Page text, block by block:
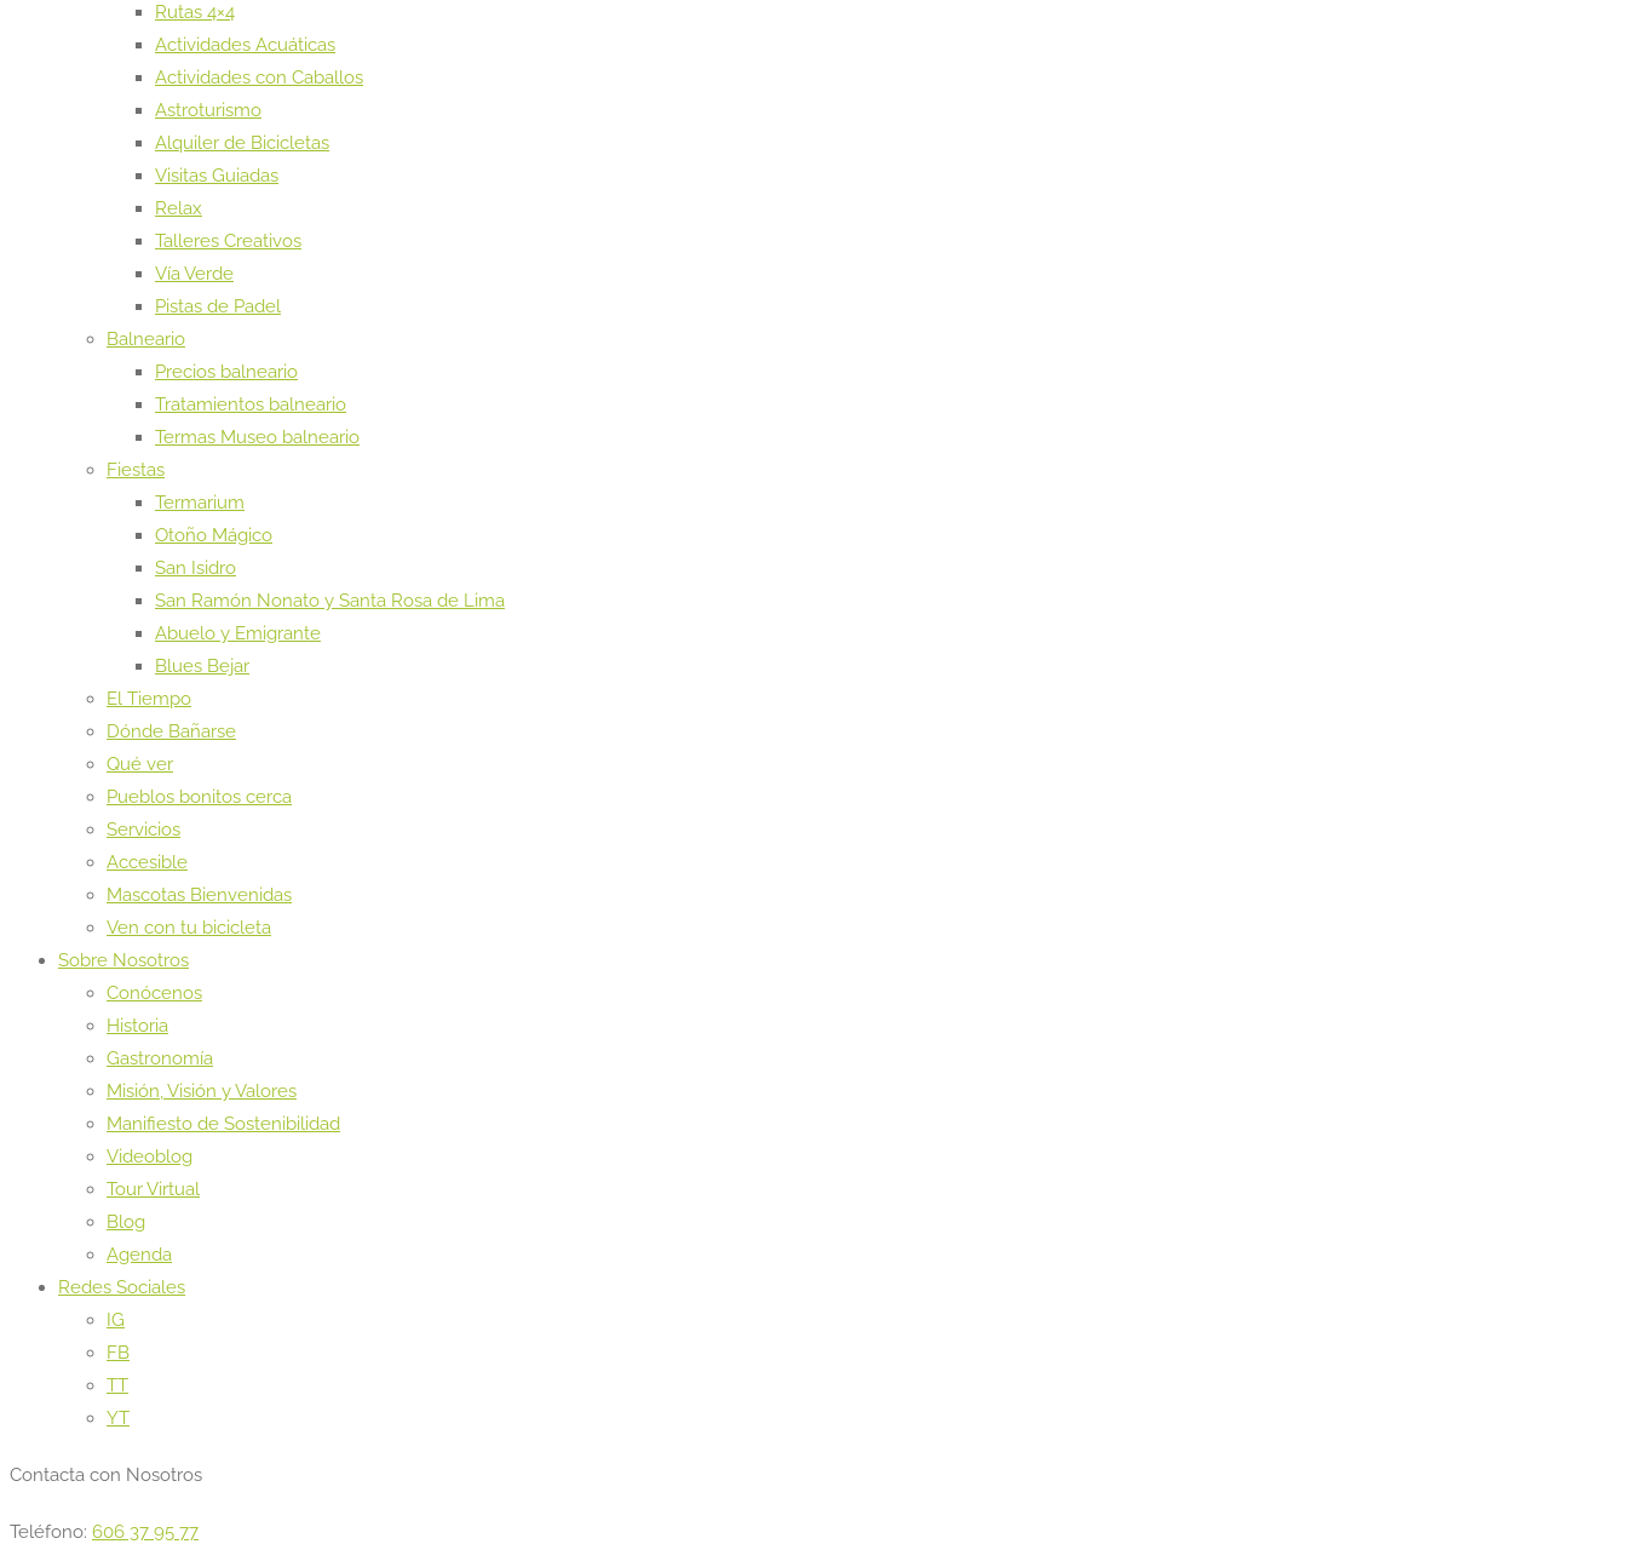
Rutas 4×4
Actividades Acuáticas
Actividades con Caballos
Astroturismo
Alquiler de Bicicletas
Visitas Guiadas
Relax
Talleres Creativos
Vía Verde
Pistas de Padel
Balneario
Precios balneario
Tratamientos balneario
Termas Museo balneario
Fiestas
Termarium
Otoño Mágico
San Isidro
San Ramón Nonato y Santa Rosa de Lima
Abuelo y Emigrante
Blues Bejar
El Tiempo
Dónde Bañarse
Qué ver
Pueblos bonitos cerca
Servicios
Accesible
Mascotas Bienvenidas
Ven con tu bicicleta
Sobre Nosotros
Conócenos
Historia
Gastronomía
Misión, Visión y Valores
Manifiesto de Sostenibilidad
Videoblog
Tour Virtual
Blog
Agenda
Redes Sociales
IG
FB
TT
YT
Contacta con Nosotros
Teléfono: 606 37 95 77